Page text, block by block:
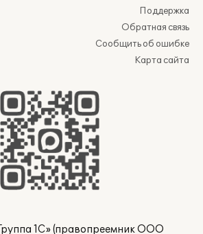
Поддержка
Обратная связь
Сообщить об ошибке
Карта сайта
1С» (правопреемник ООО